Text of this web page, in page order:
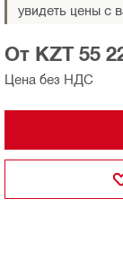
увидеть цены с
Цена без НДС
От KZT 55